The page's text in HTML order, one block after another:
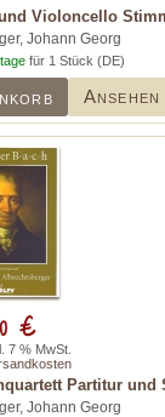
Violoncello
Johann Georg
für 1 Stück (DE)
Ansehen
Partitur und
Johann Georg
€
7 % MwSt.